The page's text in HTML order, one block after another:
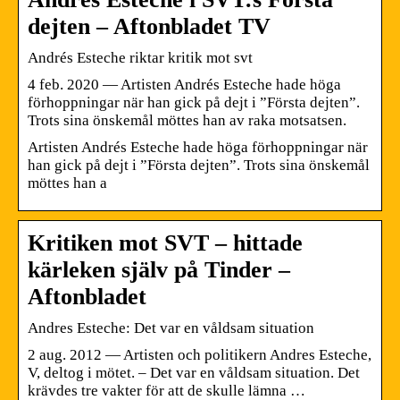
dejten – Aftonbladet TV
Andrés Esteche riktar kritik mot svt
4 feb. 2020 — Artisten Andrés Esteche hade höga
förhoppningar när han gick på dejt i ”Första dejten”.
Trots sina önskemål möttes han av raka motsatsen.
Artisten Andrés Esteche hade höga förhoppningar när
han gick på dejt i ”Första dejten”. Trots sina önskemål
möttes han a
Kritiken mot SVT – hittade
kärleken själv på Tinder –
Aftonbladet
Andres Esteche: Det var en våldsam situation
2 aug. 2012 — Artisten och politikern Andres Esteche,
V, deltog i mötet. – Det var en våldsam situation. Det
krävdes tre vakter för att de skulle lämna …